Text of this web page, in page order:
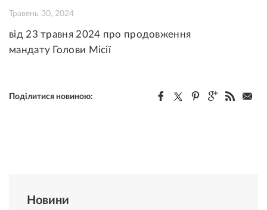
Травень 30, 2024
від 23 травня 2024 про продовження
мандату Голови Місії
Поділитися новиною:
Новини